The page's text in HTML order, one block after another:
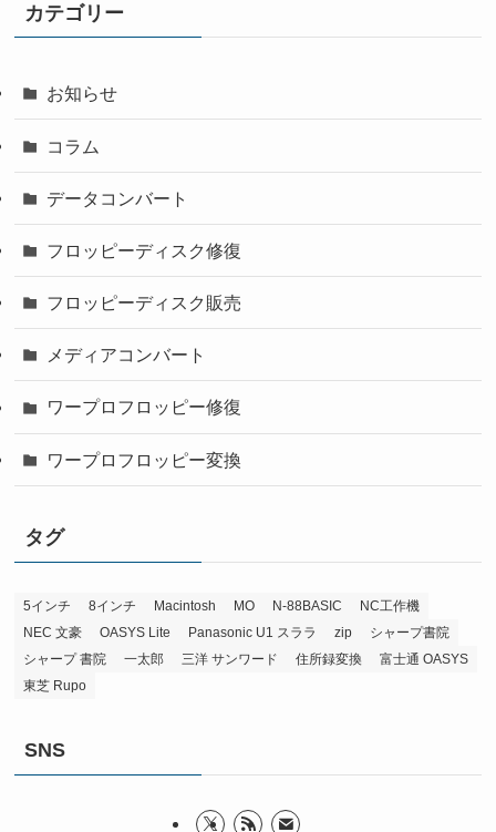
カテゴリー
お知らせ
コラム
データコンバート
フロッピーディスク修復
フロッピーディスク販売
メディアコンバート
ワープロフロッピー修復
ワープロフロッピー変換
タグ
5インチ 8インチ Macintosh MO N-88BASIC
NC工作機
NEC 文豪
OASYS Lite Panasonic U1 スララ zip
シャープ書院
シャープ 書院
一太郎 三洋 サンワード 住所録変換
富士通 OASYS
東芝 Rupo
SNS